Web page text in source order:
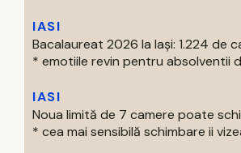
IASI
Bacalaureat 2026 la Iași: 1.224 de
* emotiile revin pentru absolventii
IASI
Noua limită de 7 camere poate
* cea mai sensibilă schimbare ii